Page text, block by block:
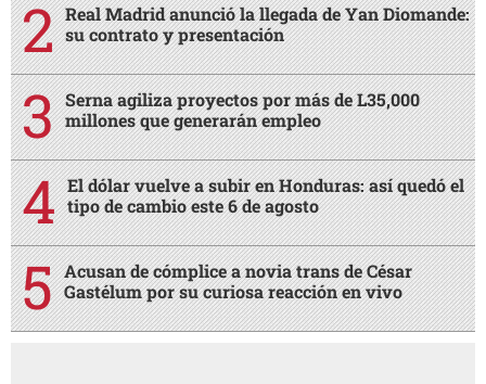
Real Madrid anunció la llegada de Yan Diomande:
su contrato y presentación
Serna agiliza proyectos por más de L35,000
millones que generarán empleo
El dólar vuelve a subir en Honduras: así quedó el
tipo de cambio este 6 de agosto
Acusan de cómplice a novia trans de César
Gastélum por su curiosa reacción en vivo